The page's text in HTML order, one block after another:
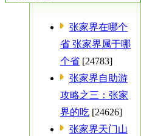
张家界在哪个
省 张家界属于哪
个省 [24783]
张家界自助游
攻略之三：张家
界的吃 [24626]
张家界天门山